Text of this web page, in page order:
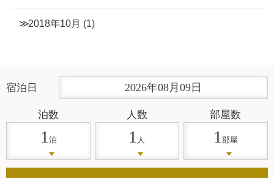
2018年10月 (1)
宿泊日 2026年08月 09日
泊数
1泊
人数
1 人
部屋数
1部屋